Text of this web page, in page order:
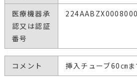
医療機器承
認又は認証
番号
コメント 挿入チューブ60㎝